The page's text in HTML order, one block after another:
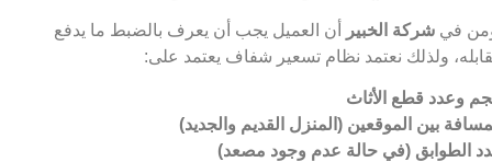
في شركة الخبير
أن العميل يجب أن يعرف بالضبط ما يدفع
ولذلك نعتمد نظام تسعير شفاف يعتمد على:
وعدد قطع الأثاث
بين الموقعين (المنزل القديم والجديد)
الطوابق (في حالة عدم وجود مصعد)